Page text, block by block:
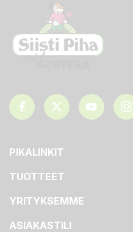
PIKALINKIT
TUOTTEET
YRITYKSEMME
ASIAKASTILI